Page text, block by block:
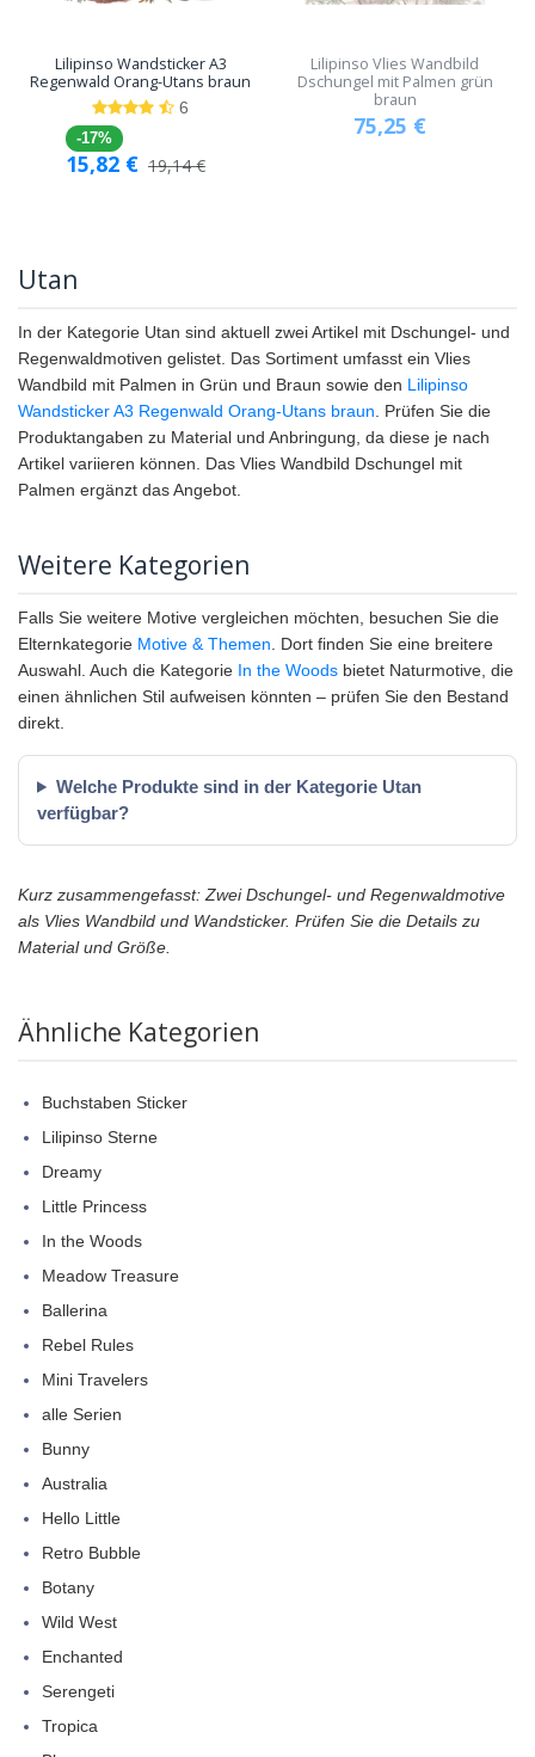
Lilipinso Wandsticker A3
Regenwald Orang-Utans braun
6
-17%
15,82 € 19,14€
Lilipinso Vlies Wandbild
Dschungel mit Palmen grün
braun
75,25 €
Utan
In der Kategorie Utan sind aktuell zwei Artikel mit Dschungel- und
Regenwaldmotiven gelistet. Das Sortiment umfasst ein Vlies
Wandbild mit Palmen in Grün und Braun sowie den Lilipinso
Wandsticker A3 Regenwald Orang-Utans braun . Prüfen Sie die
Produktangaben zu Material und Anbringung, da diese je nach
Artikel variieren können. Das Vlies Wandbild Dschungel mit
Palmen ergänzt das Angebot.
Weitere Kategorien
Falls Sie weitere Motive vergleichen möchten, besuchen Sie die
Elternkategorie Motive & Themen . Dort finden Sie eine breitere
Auswahl. Auch die Kategorie In the Woods bietet Naturmotive, die
einen ähnlichen Stil aufweisen könnten – prüfen Sie den Bestand
direkt.
Welche Produkte sind in der Kategorie Utan
verfügbar?
Kurz zusammengefasst: Zwei Dschungel- und Regenwaldmotive
als Vlies Wandbild und Wandsticker. Prüfen Sie die Details zu
Material und Größe.
Ähnliche Kategorien
Buchstaben Sticker
Lilipinso Sterne
Dreamy
Little Princess
In the Woods
Meadow Treasure
Ballerina
Rebel Rules
Mini Travelers
alle Serien
Bunny
Australia
Hello Little
Retro Bubble
Botany
Wild West
Enchanted
Serengeti
Tropica